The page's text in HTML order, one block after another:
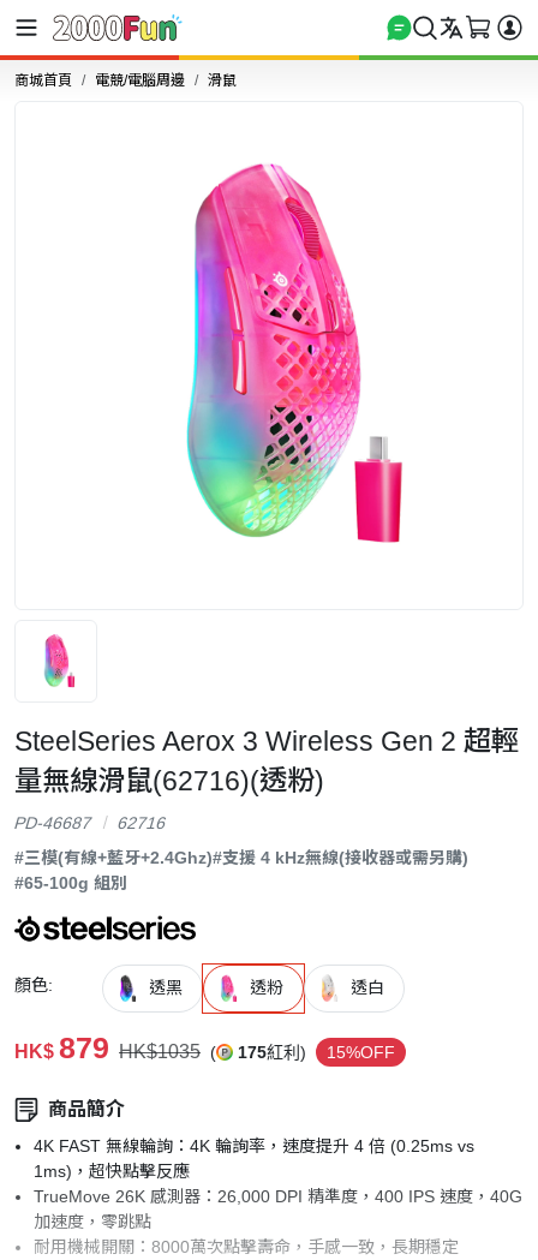
商城首頁 電競/電腦周邊 滑鼠
SteelSeries Aerox 3 Wireless Gen 2 超輕
量無線滑鼠(62716)(透粉)
PD-46687
62716
#三模(有線+藍牙+2.4Ghz)#支援 4 kHz無線(接收器或需另購)
#65-100g 組別
顏色: 透黑 透粉 透白
HK$ 879 HK$1035 ( 175紅利) 15%OFF
商品簡介
4K FAST 無線輪詢：4K 輪詢率，速度提升 4 倍 (0.25ms vs
1ms)，超快點擊反應
TrueMove 26K 感測器：26,000 DPI 精準度，400 IPS 速度，40G
加速度，零跳點
耐用機械開關：8000萬次點擊壽命，手感一致，長期穩定